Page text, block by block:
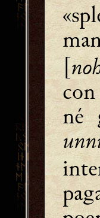
[
né